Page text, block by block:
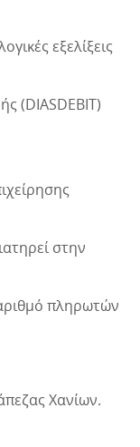
εξελίξεις
(DIASDEBIT)
στην
πληρωτών
Χανίων.